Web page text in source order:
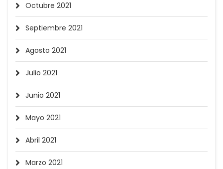
Octubre 2021
Septiembre 2021
Agosto 2021
Julio 2021
Junio 2021
Mayo 2021
Abril 2021
Marzo 2021